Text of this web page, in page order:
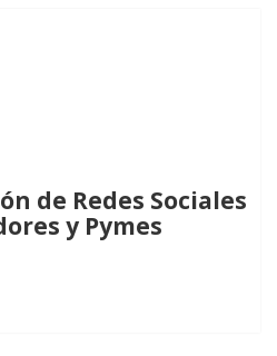
de Redes Sociales
y Pymes